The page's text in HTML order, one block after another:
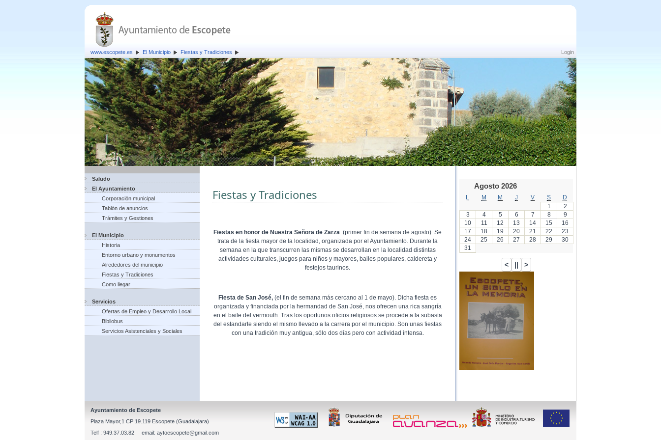
Login
www.escopete.es El Municipio Fiestas y Tradiciones
Saludo
El Ayuntamiento
Corporación municipal
Tablón de anuncios
Trámites y Gestiones
El Municipio
Historia
Entorno urbano y monumentos
Alrededores del municipio
Fiestas y Tradiciones
Como llegar
Servicios
Ofertas de Empleo y Desarrollo Local
Bibliobus
Servicios Asistenciales y Sociales
Fiestas y Tradiciones
Fiestas en honor de Nuestra Señora de Zarza (primer fin de semana de agosto). Se
trata de la fiesta mayor de la localidad, organizada por el Ayuntamiento. Durante la
semana en la que transcurren las mismas se desarrollan en la localidad distintas
actividades culturales, juegos para niños y mayores, bailes populares, caldereta y
festejos taurinos.
Fiesta de San José, (el fin de semana más cercano al 1 de mayo). Dicha fiesta es
organizada y financiada por la hermandad de San José, nos ofrecen una rica sangría
en el baile del vermouth. Tras los oportunos oficios religiosos se procede a la subasta
del estandarte siendo el mismo llevado a la carrera por el municipio. Son unas fiestas
con una tradición muy antigua, sólo dos días pero con actividad intensa.
Agosto 2026
M M J V S
D
1
2
3
4 5 6 7 8
9
10
11 12 13 14 15
16
17
18 19 20 21 22
23
24
25 26 27 28 29
30
31
Ayuntamiento de Escopete
Plaza Mayor,1 CP 19.119 Escopete (Guadalajara)
Telf : 949.37.03.82 email: aytoescopete@gmail.com